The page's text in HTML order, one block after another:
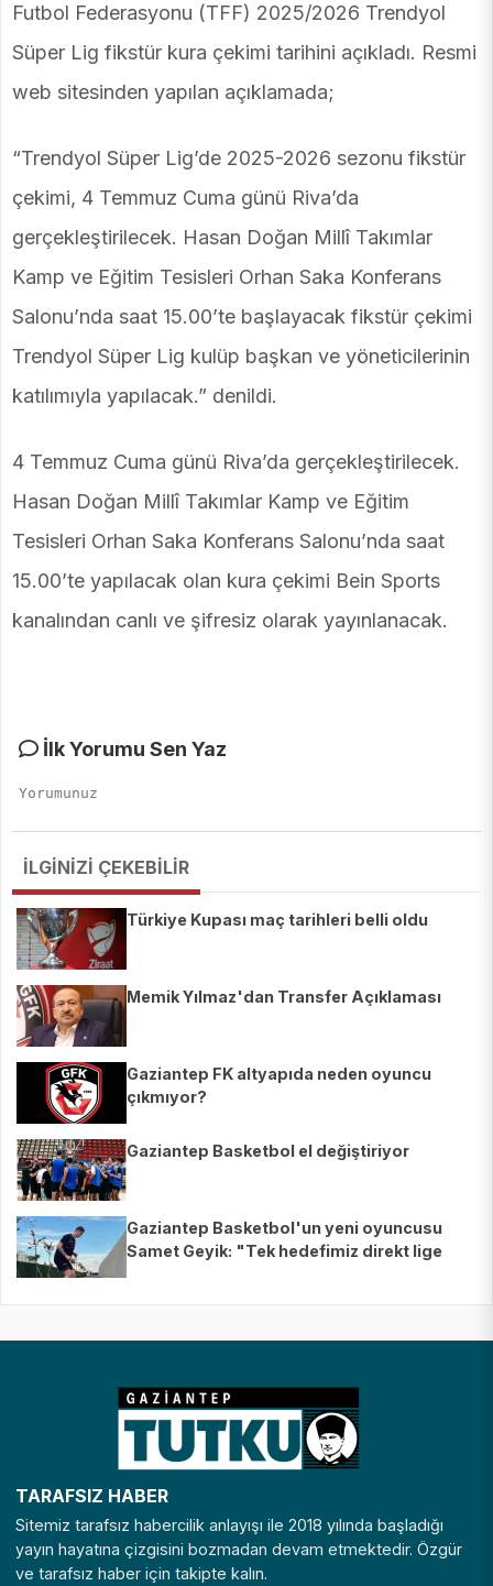
Futbol Federasyonu (TFF) 2025/2026 Trendyol
Süper Lig fikstür kura çekimi tarihini açıkladı. Resmi
web sitesinden yapılan açıklamada;
“Trendyol Süper Lig’de 2025-2026 sezonu fikstür
çekimi, 4 Temmuz Cuma günü Riva’da
gerçekleştirilecek. Hasan Doğan Millî Takımlar
Kamp ve Eğitim Tesisleri Orhan Saka Konferans
Salonu’nda saat 15.00’te başlayacak fikstür çekimi
Trendyol Süper Lig kulüp başkan ve yöneticilerinin
katılımıyla yapılacak.” denildi.
4 Temmuz Cuma günü Riva’da gerçekleştirilecek.
Hasan Doğan Millî Takımlar Kamp ve Eğitim
Tesisleri Orhan Saka Konferans Salonu’nda saat
15.00’te yapılacak olan kura çekimi Bein Sports
kanalından canlı ve şifresiz olarak yayınlanacak.
İlk Yorumu Sen Yaz
İLGİNİZİ ÇEKEBİLİR
Türkiye Kupası maç tarihleri belli oldu
Memik Yılmaz'dan Transfer Açıklaması
Gaziantep FK altyapıda neden oyuncu
çıkmıyor?
Gaziantep Basketbol el değiştiriyor
Gaziantep Basketbol'un yeni oyuncusu
Samet Geyik: "Tek hedefimiz direkt lige
TARAFSIZ HABER
Sitemiz tarafsız habercilik anlayışı ile 2018 yılında başladığı
yayın hayatına çizgisini bozmadan devam etmektedir. Özgür
ve tarafsız haber için takipte kalın.